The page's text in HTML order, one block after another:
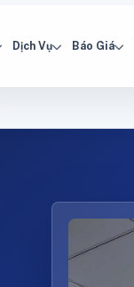
Dịch Vụ Báo Giá